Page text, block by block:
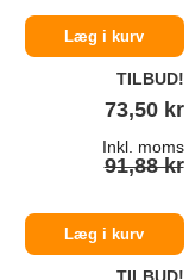
På lager
Læg i kurv
TILBUD!
73,50 kr
Inkl. moms
91,88 kr
På lager
Læg i kurv